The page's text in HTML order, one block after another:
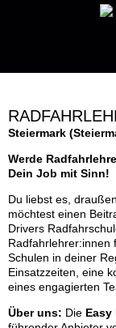
Steiermark
Werde
Dein Job mit Sinn!
Du liebst es,
möchtest einen
Drivers
Radfahrlehrer:innen
Schulen in deiner
Einsatzzeiten, eine
eines engagierten
Über uns: Die Easy